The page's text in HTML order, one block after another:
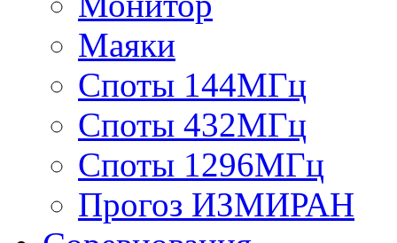
Маяки
Споты 144МГц
Споты 432МГц
Споты 1296МГц
Прогоз ИЗМИРАН